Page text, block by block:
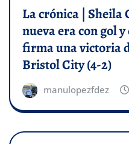
La crónica | Sheila
nueva era con gol
firma una victoria
Bristol City (4-2)
manulopezfdez